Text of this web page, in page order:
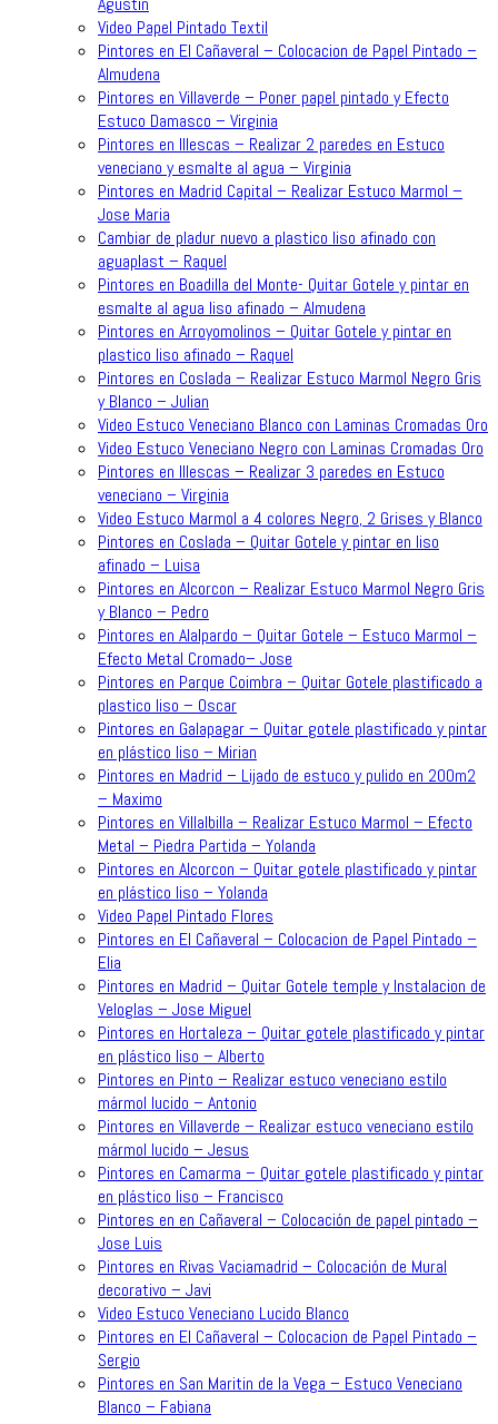
Video Papel Pintado Textil
Pintores en El Cañaveral – Colocacion de Papel Pintado –
Almudena
Pintores en Villaverde – Poner papel pintado y Efecto
Estuco Damasco – Virginia
Pintores en Illescas – Realizar 2 paredes en Estuco
veneciano y esmalte al agua – Virginia
Pintores en Madrid Capital – Realizar Estuco Marmol –
Jose Maria
Cambiar de pladur nuevo a plastico liso afinado con
aguaplast – Raquel
Pintores en Boadilla del Monte- Quitar Gotele y pintar en
esmalte al agua liso afinado – Almudena
Pintores en Arroyomolinos – Quitar Gotele y pintar en
plastico liso afinado – Raquel
Pintores en Coslada – Realizar Estuco Marmol Negro Gris
y Blanco – Julian
Video Estuco Veneciano Blanco con Laminas Cromadas Oro
Video Estuco Veneciano Negro con Laminas Cromadas Oro
Pintores en Illescas – Realizar 3 paredes en Estuco
veneciano – Virginia
Video Estuco Marmol a 4 colores Negro, 2 Grises y Blanco
Pintores en Coslada – Quitar Gotele y pintar en liso
afinado – Luisa
Pintores en Alcorcon – Realizar Estuco Marmol Negro Gris
y Blanco – Pedro
Pintores en Alalpardo – Quitar Gotele – Estuco Marmol –
Efecto Metal Cromado– Jose
Pintores en Parque Coimbra – Quitar Gotele plastificado a
plastico liso – Oscar
Pintores en Galapagar – Quitar gotele plastificado y pintar
en plástico liso – Mirian
Pintores en Madrid – Lijado de estuco y pulido en 200m2
– Maximo
Pintores en Villalbilla – Realizar Estuco Marmol – Efecto
Metal – Piedra Partida – Yolanda
Pintores en Alcorcon – Quitar gotele plastificado y pintar
en plástico liso – Yolanda
Video Papel Pintado Flores
Pintores en El Cañaveral – Colocacion de Papel Pintado –
Elia
Pintores en Madrid – Quitar Gotele temple y Instalacion de
Veloglas – Jose Miguel
Pintores en Hortaleza – Quitar gotele plastificado y pintar
en plástico liso – Alberto
Pintores en Pinto – Realizar estuco veneciano estilo
mármol lucido – Antonio
Pintores en Villaverde – Realizar estuco veneciano estilo
mármol lucido – Jesus
Pintores en Camarma – Quitar gotele plastificado y pintar
en plástico liso – Francisco
Pintores en en Cañaveral – Colocación de papel pintado –
Jose Luis
Pintores en Rivas Vaciamadrid – Colocación de Mural
decorativo – Javi
Video Estuco Veneciano Lucido Blanco
Pintores en El Cañaveral – Colocacion de Papel Pintado –
Sergio
Pintores en San Maritin de la Vega – Estuco Veneciano
Blanco – Fabiana